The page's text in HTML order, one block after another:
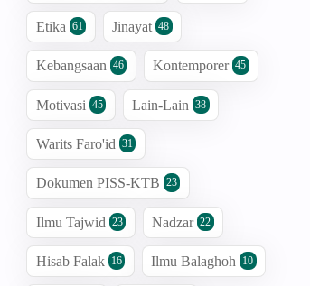
Etika 61 Jinayat 48
Kebangsaan 46 Kontemporer 45
Motivasi 45 Lain-Lain 38
Warits Faro'id 31
Dokumen PISS-KTB 23
Ilmu Tajwid 23 Nadzar 22
Hisab Falak 16 Ilmu Balaghoh 10